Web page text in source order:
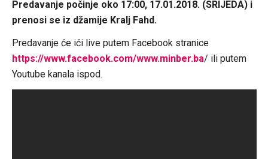
Predavanje počinje oko 17:00, 17.01.2018. (SRIJEDA) i
prenosi se iz džamije Kralj Fahd.
Predavanje će ići live putem Facebook stranice
https://www.facebook.com/www.minber.ba/ ili putem
Youtube kanala ispod.